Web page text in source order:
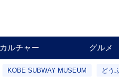
カルチャー グルメ
KOBE SUBWAY MUSEUM どう